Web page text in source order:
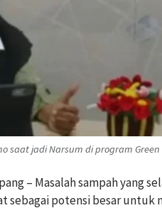
saat jadi Narsum di program
– Masalah sampah yang
sebagai potensi besar untuk